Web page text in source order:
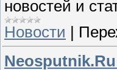
новостей и
Новости